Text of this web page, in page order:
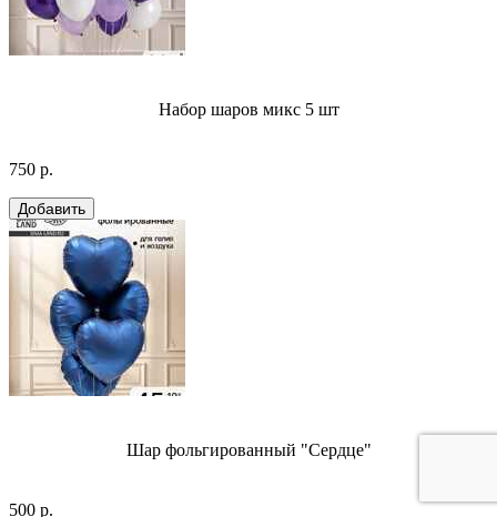
Набор шаров микс 5 шт
750 р.
Шар фольгированный "Сердце"
500 р.